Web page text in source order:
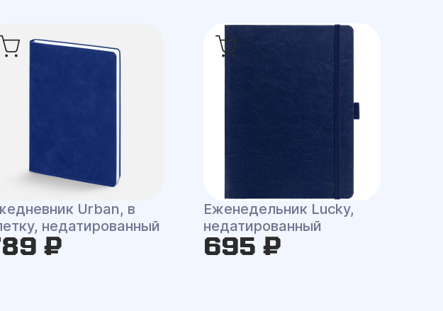
Urban, в
недатированный
₽
Еженедельник Lucky,
недатированный
695 ₽